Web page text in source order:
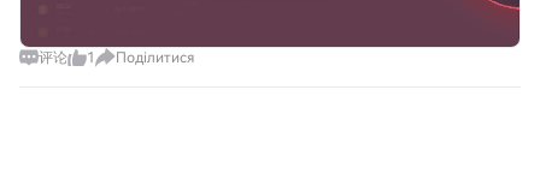
відрізняється своїм унікальним ім'ям та
“Режимом веселощів” та “Стандартним
режимом” демонструє універсальність
своїми даними про здоров'я — стратегія,
спрямована на заохочення активної
评论 1 Поділитися